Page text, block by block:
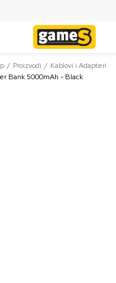
Proizvodi
Kablovi i Adapteri
Bank 5000mAh - Black